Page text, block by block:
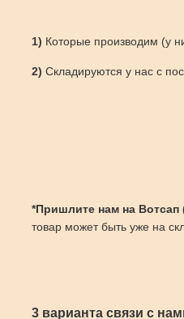
1) Которые производим (у
2) Складируются у нас с
*Пришлите нам на Вотсап
товар может быть уже на
3 варианта связи с